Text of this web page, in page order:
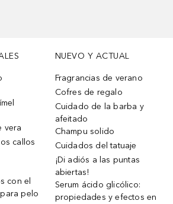
vera
callos
con el
pelo
NUEVO Y ACTUAL
Fragrancias de verano
Cofres de regalo
Cuidado de la barba y
afeitado
Champu solido
Cuidados del tatuaje
¡Di adiós a las puntas
abiertas!
Serum ácido glicólico:
propiedades y efectos en